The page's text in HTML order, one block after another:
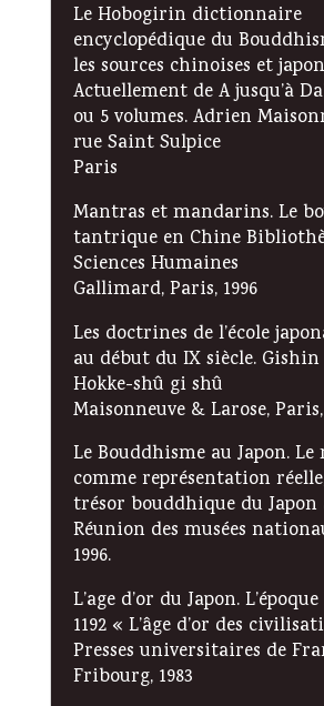
Le Hobogirin dictionnaire
encyclopédique du
les sources chinoises et
Actuellement de A jusqu’à
ou 5 volumes. Adrien
rue Saint Sulpice
Paris
Mantras et mandarins. Le
tantrique en Chine
Sciences Humaines
Gallimard, Paris, 1996
Les doctrines de l’école
au début du IX siècle.
Hokke-shû gi shû
Maisonneuve & Larose, Paris,
Le Bouddhisme au Japon. Le
comme représentation
trésor bouddhique du Japon
Réunion des musées
1996.
L’age d’or du Japon.
1192 « L’âge d’or des
Presses universitaires de
Fribourg, 1983